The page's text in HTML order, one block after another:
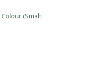
(Smalti